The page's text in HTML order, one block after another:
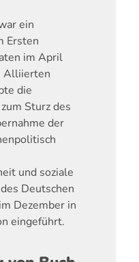
ein
Ersten
im April
Alliierten
die
Sturz des
der
und soziale
Deutschen
Dezember in
eingeführt.